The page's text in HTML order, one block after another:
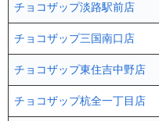
チョコザップ淡路駅前店
チョコザップ三国南口店
チョコザップ東住吉中野店
チョコザップ杭全一丁目店